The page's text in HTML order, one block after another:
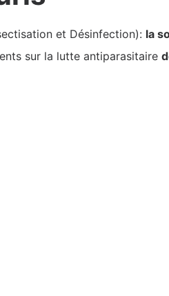
et Désinfection): la
sur la lutte antiparasitaire